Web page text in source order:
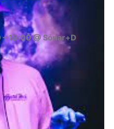
19:00 @ Sónar+D